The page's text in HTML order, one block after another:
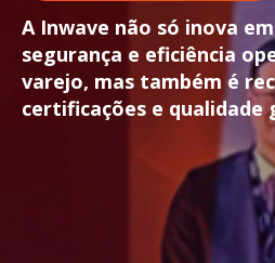
A Inwave não só inova
segurança e eficiência
varejo, mas também é
certificações e qualidade